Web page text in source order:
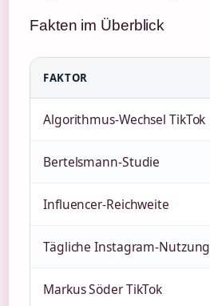
Fakten im Überblick
FAKTOR
Algorithmus-Wechsel TikTok
Bertelsmann-Studie
Influencer-Reichweite
Tägliche Instagram-Nutzung
Markus Söder TikTok